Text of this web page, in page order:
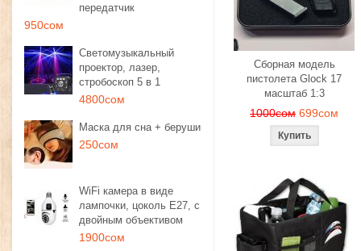
передатчик
950сом
Светомузыкальный
проектор, лазер,
стробоскоп 5 в 1
4800сом
Маска для сна + беруши
250сом
WiFi камера в виде
лампочки, цоколь E27, с
двойным объективом
1900сом
Сборная модель
пистолета Glock 17
масштаб 1:3
1000сом 699сом